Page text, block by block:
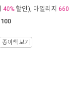
40% 할인), 마일리지 660
100
종이책 보기